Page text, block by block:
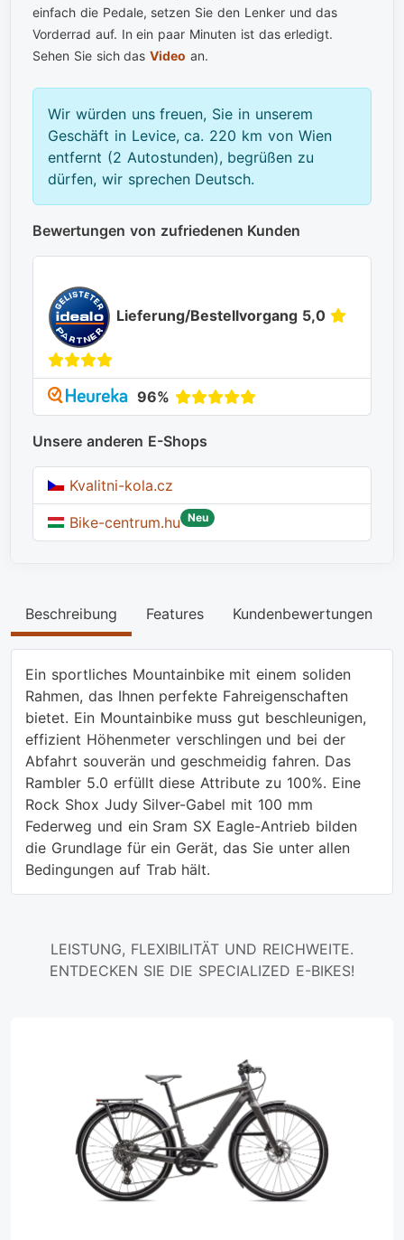
einfach die Pedale, setzen Sie den Lenker und das
Vorderrad auf. In ein paar Minuten ist das erledigt.
Sehen Sie sich dasVideo an.
Wir würden uns freuen, Sie in unserem
Geschäft in Levice, ca. 220 km von Wien
entfernt (2 Autostunden), begrüßen zu
dürfen, wir sprechen Deutsch.
Bewertungen von zufriedenen Kunden
Lieferung/Bestellvorgang 5,0
96%
Unsere anderen E-Shops
Kvalitni-kola.cz
Bike-centrum.hu Neu
Beschreibung Features Kundenbewertungen
Ein sportliches Mountainbike mit einem soliden
Rahmen, das Ihnen perfekte Fahreigenschaften
bietet. Ein Mountainbike muss gut beschleunigen,
effizient Höhenmeter verschlingen und bei der
Abfahrt souverän und geschmeidig fahren. Das
Rambler 5.0 erfüllt diese Attribute zu 100%. Eine
Rock Shox Judy Silver-Gabel mit 100 mm
Federweg und ein Sram SX Eagle-Antrieb bilden
die Grundlage für ein Gerät, das Sie unter allen
Bedingungen auf Trab hält.
LEISTUNG, FLEXIBILITÄT UND REICHWEITE.
ENTDECKEN SIE DIE SPECIALIZED E-BIKES!